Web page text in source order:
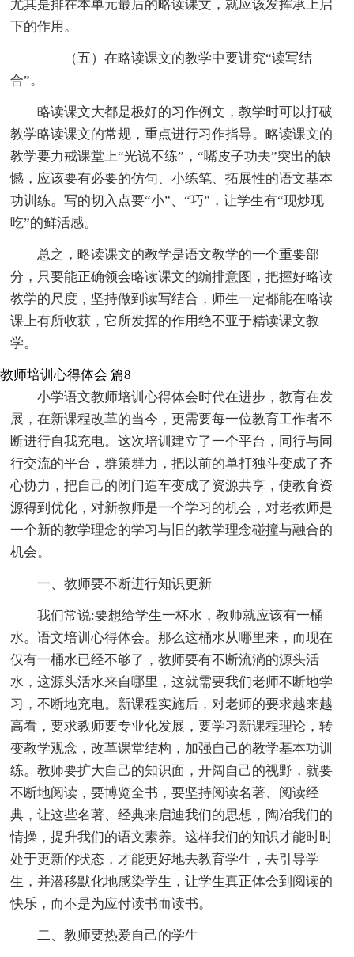
尤其是排在本单元最后的略读课文，就应该发挥承上启
下的作用。
（五）在略读课文的教学中要讲究“读写结
合”。
略读课文大都是极好的习作例文，教学时可以打破
教学略读课文的常规，重点进行习作指导。略读课文的
教学要力戒课堂上“光说不练”，“嘴皮子功夫”突出的缺
憾，应该要有必要的仿句、小练笔、拓展性的语文基本
功训练。写的切入点要“小”、“巧”，让学生有“现炒现
吃”的鲜活感。
总之，略读课文的教学是语文教学的一个重要部
分，只要能正确领会略读课文的编排意图，把握好略读
教学的尺度，坚持做到读写结合，师生一定都能在略读
课上有所收获，它所发挥的作用绝不亚于精读课文教
学。
教师培训心得体会 篇8
小学语文教师培训心得体会时代在进步，教育在发
展，在新课程改革的当今，更需要每一位教育工作者不
断进行自我充电。这次培训建立了一个平台，同行与同
行交流的平台，群策群力，把以前的单打独斗变成了齐
心协力，把自己的闭门造车变成了资源共享，使教育资
源得到优化，对新教师是一个学习的机会，对老教师是
一个新的教学理念的学习与旧的教学理念碰撞与融合的
机会。
一、教师要不断进行知识更新
我们常说:要想给学生一杯水，教师就应该有一桶
水。语文培训心得体会。那么这桶水从哪里来，而现在
仅有一桶水已经不够了，教师要有不断流淌的源头活
水，这源头活水来自哪里，这就需要我们老师不断地学
习，不断地充电。新课程实施后，对老师的要求越来越
高看，要求教师要专业化发展，要学习新课程理论，转
变教学观念，改革课堂结构，加强自己的教学基本功训
练。教师要扩大自己的知识面，开阔自己的视野，就要
不断地阅读，要博览全书，要坚持阅读名著、阅读经
典，让这些名著、经典来启迪我们的思想，陶冶我们的
情操，提升我们的语文素养。这样我们的知识才能时时
处于更新的状态，才能更好地去教育学生，去引导学
生，并潜移默化地感染学生，让学生真正体会到阅读的
快乐，而不是为应付读书而读书。
二、教师要热爱自己的学生